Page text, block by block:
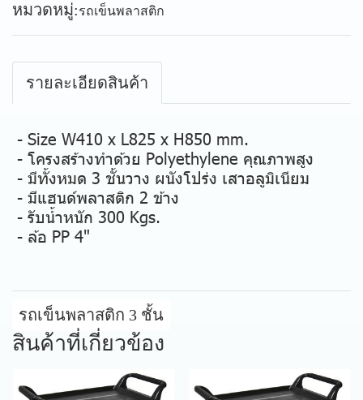
หมวดหมู่:รถเข็นพลาสติก
รายละเอียดสินค้า
- Size W410 x L825 x H850 mm.
- โครงสร้างทำด้วย Polyethylene คุณภาพสูง
- มีทั้งหมด 3 ชั้นวาง ผนังโปร่ง เสาอลูมิเนียม
- มีแฮนด์พลาสติก 2 ข้าง
- รับน้ำหนัก 300 Kgs.
- ล้อ PP 4"
รถเข็นพลาสติก 3 ชั้น
สินค้าที่เกี่ยวข้อง